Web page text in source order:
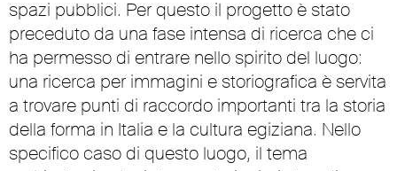
spazi pubblici. Per questo il progetto è stato
preceduto da una fase intensa di ricerca che ci
ha permesso di entrare nello spirito del luogo:
una ricerca per immagini e storiografica è servita
a trovare punti di raccordo importanti tra la storia
della forma in Italia e la cultura egiziana. Nello
specifico caso di questo luogo, il tema